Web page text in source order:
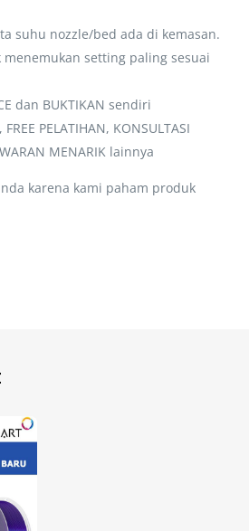
suhu nozzle/bed ada di kemasan.
setting paling sesuai
dan BUKTIKAN sendiri
PELATIHAN, KONSULTASI
MENARIK lainnya
karena kami paham produk